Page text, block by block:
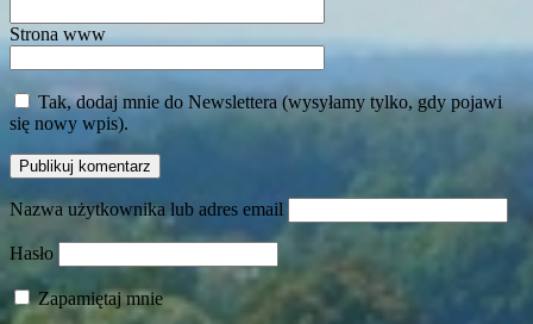
Strona www
Tak, dodaj mnie do Newslettera (wysyłamy tylko, gdy pojawi
się nowy wpis).
Nazwa użytkownika lub adres email
Hasło
Zapamiętaj mnie